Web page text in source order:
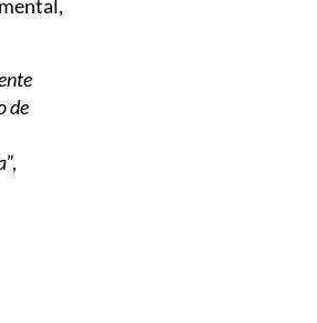
de
”,